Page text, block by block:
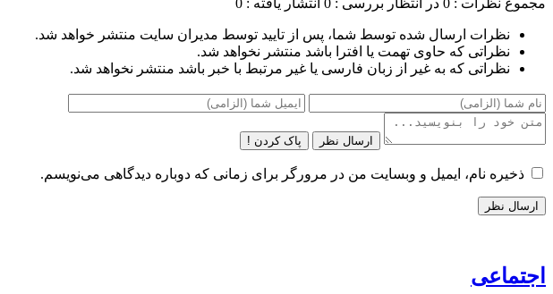
مجموع نظرات : 0 در انتظار بررسی : 0 انتشار یافته : 0
نظرات ارسال شده توسط شما، پس از تایید توسط مدیران سایت منتشر خواهد شد.
نظراتی که حاوی تهمت یا افترا باشد منتشر نخواهد شد.
نظراتی که به غیر از زبان فارسی یا غیر مرتبط با خبر باشد منتشر نخواهد شد.
ارسال نظر پاک کردن !
ذخیره نام، ایمیل و وبسایت من در مرورگر برای زمانی که دوباره دیدگاهی می‌نویسم.
اجتماعی